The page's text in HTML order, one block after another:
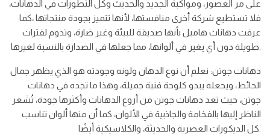
على مر العصور، ومواكبة الجديد والحديث وكل التطورات في الدهانات،
فلا تستطيع شركة أخرى منافستها، لأنها تتميز بجودة منتجاتها ،كما
عرفت دهانات هامبل بأنها صديقة للبيئة وغير ضارة، وتدوم لفترات
دهانات جوتن: نعلم أن نوع الدهان ولونه وجودته هو الذي يظهر جمال
الحائط، ويجعله يبدو كلوحة فنية جميلة، وهذا ما تجده في دهانات
جوتن، حيث تعد دهانات جوتن من أروع الدهانات وأكثرها جودة، تُشعر
الناظر إليها بالفخامة والجاذبية في الألوان، كما أن منها ألوان تناسب